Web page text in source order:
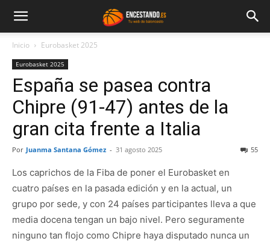
Inicio Eurobasket 2025
Eurobasket 2025
España se pasea contra
Chipre (91-47) antes de la
gran cita frente a Italia
Por Juanma Santana Gómez - 31 agosto 2025 55
Los caprichos de la Fiba de poner el Eurobasket en
cuatro países en la pasada edición y en la actual, un
grupo por sede, y con 24 países participantes lleva a que
media docena tengan un bajo nivel. Pero seguramente
ninguno tan flojo como Chipre haya disputado nunca un